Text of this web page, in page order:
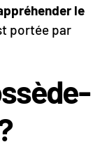
le
portée par